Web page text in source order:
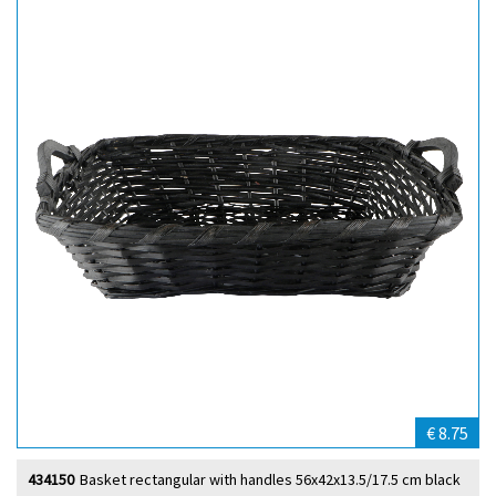
€ 8.75
Basket rectangular with handles 56x42x13.5/17.5 cm black
434150